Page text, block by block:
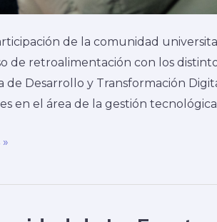
de la comunidad
de retroalimentación con los
de Desarrollo y Transformación
en el área de la gestión